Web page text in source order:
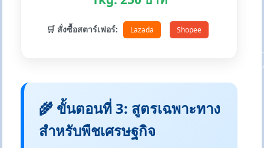
🛒 สั่งซื้อสตาร์เฟอร์: Lazada Shopee
🌾 ขั้นตอนที่ 3: สูตรเฉพาะทาง
สำหรับพืชเศรษฐกิจ